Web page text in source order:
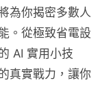
為你揭密多數人
。從極致省電設
AI 實用小技
真實戰力，讓你